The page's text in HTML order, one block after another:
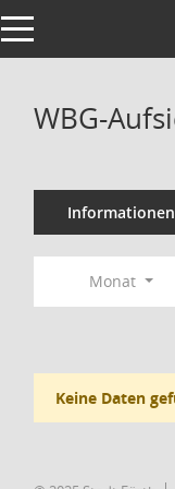
Toggle navigation
WBG-
Informationen
Monat
Keine Daten